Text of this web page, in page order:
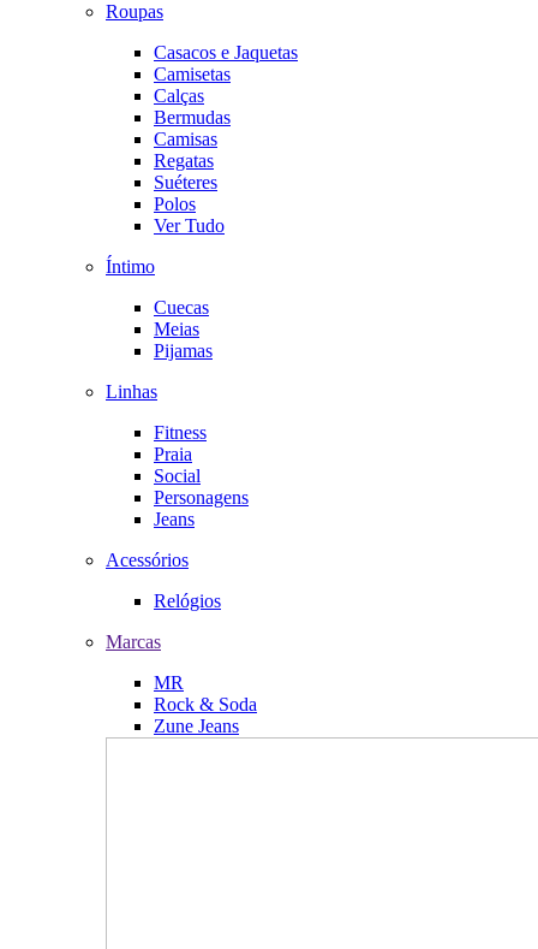
Roupas
Casacos e Jaquetas
Camisetas
Calças
Bermudas
Camisas
Regatas
Suéteres
Polos
Ver Tudo
Íntimo
Cuecas
Meias
Pijamas
Linhas
Fitness
Praia
Social
Personagens
Jeans
Acessórios
Relógios
Marcas
MR
Rock & Soda
Zune Jeans